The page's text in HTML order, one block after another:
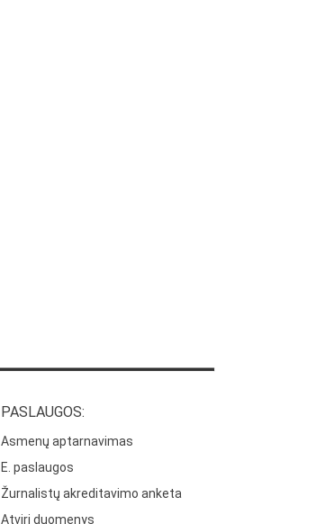
PASLAUGOS:
Asmenų aptarnavimas
E. paslaugos
Žurnalistų akreditavimo anketa
Atviri duomenys